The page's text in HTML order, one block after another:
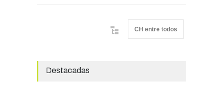
CH entre todos
Destacadas